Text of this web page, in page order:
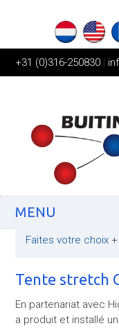
+31 (0)316-250830 |
MENU
Faites votre choix +
Tente stretch
En partenariat avec
a produit et installé